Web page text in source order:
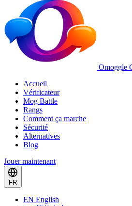
Omoggle
Accueil
Vérificateur
Mog Battle
Rangs
Comment ça marche
Sécurité
Alternatives
Blog
Jouer maintenant
FR
EN English